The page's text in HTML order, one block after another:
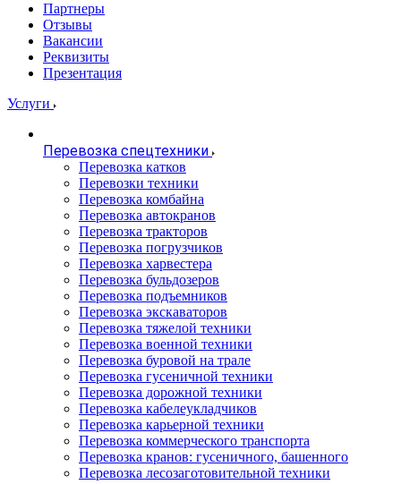
Партнеры
Отзывы
Вакансии
Реквизиты
Презентация
Услуги
Перевозка спецтехники
Перевозка катков
Перевозки техники
Перевозка комбайна
Перевозка автокранов
Перевозка тракторов
Перевозка погрузчиков
Перевозка харвестера
Перевозка бульдозеров
Перевозка подъемников
Перевозка экскаваторов
Перевозка тяжелой техники
Перевозка военной техники
Перевозка буровой на трале
Перевозка гусеничной техники
Перевозка дорожной техники
Перевозка кабелеукладчиков
Перевозка карьерной техники
Перевозка коммерческого транспорта
Перевозка кранов: гусеничного, башенного
Перевозка лесозаготовительной техники